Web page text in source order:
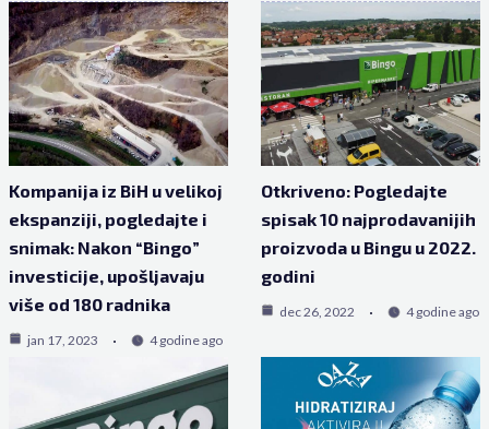
Kompanija iz BiH u velikoj
ekspanziji, pogledajte i
snimak: Nakon “Bingo”
investicije, upošljavaju
više od 180 radnika
jan 17, 2023 4 godine ago
Otkriveno: Pogledajte
spisak 10 najprodavanijih
proizvoda u Bingu u 2022.
godini
dec 26, 2022 4 godine ago